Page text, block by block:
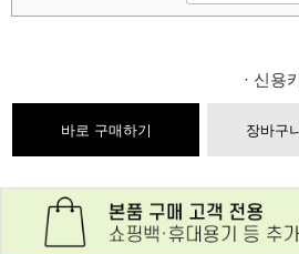
· 신용
바로 구매하기 장바구